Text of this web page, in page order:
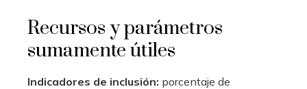
Recursos y parámetros
sumamente útiles
Indicadores de inclusión: porcentaje de